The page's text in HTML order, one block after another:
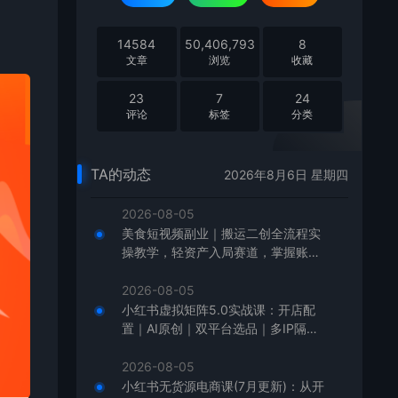
14584
文章
50,406,793
浏览
8
收藏
23
评论
7
标签
24
分类
TA的动态 2026年8月6日 星期四
2026-08-05
美食短视频副业｜搬运二创全流程实
操教学，轻资产入局赛道，掌握账号
2026-08-05
小红书虚拟矩阵5.0实战课：开店配
置｜AI原创｜双平台选品｜多IP隔离
2026-08-05
小红书无货源电商课(7月更新)：从开